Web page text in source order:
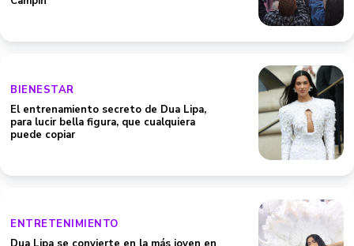
BIENESTAR
El entrenamiento secreto de Dua Lipa,
para lucir bella figura, que cualquiera
puede copiar
ENTRETENIMIENTO